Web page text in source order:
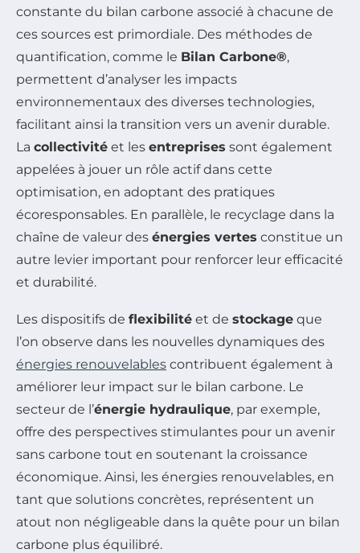
constante du bilan carbone associé à chacune de
ces sources est primordiale. Des méthodes de
quantification, comme le Bilan Carbone®,
permettent d’analyser les impacts
environnementaux des diverses technologies,
facilitant ainsi la transition vers un avenir durable.
La collectivité et les entreprises sont également
appelées à jouer un rôle actif dans cette
optimisation, en adoptant des pratiques
écoresponsables. En parallèle, le recyclage dans la
chaîne de valeur des énergies vertes constitue un
autre levier important pour renforcer leur efficacité
et durabilité.
Les dispositifs de flexibilité et de stockage que
l’on observe dans les nouvelles dynamiques des
énergies renouvelables contribuent également à
améliorer leur impact sur le bilan carbone. Le
secteur de l’énergie hydraulique, par exemple,
offre des perspectives stimulantes pour un avenir
sans carbone tout en soutenant la croissance
économique. Ainsi, les énergies renouvelables, en
tant que solutions concrètes, représentent un
atout non négligeable dans la quête pour un bilan
carbone plus équilibré.